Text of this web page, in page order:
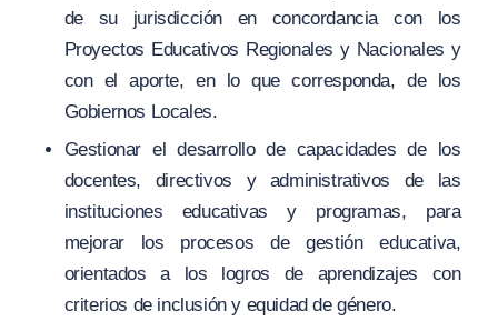
de su jurisdicción en concordancia con los
Proyectos Educativos Regionales y Nacionales y
con el aporte, en lo que corresponda, de los
Gobiernos Locales.
Gestionar el desarrollo de capacidades de los
docentes, directivos y administrativos de las
instituciones educativas y programas, para
mejorar los procesos de gestión educativa,
orientados a los logros de aprendizajes con
criterios de inclusión y equidad de género.